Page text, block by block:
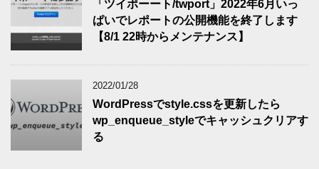
「ツイポーート/twport」2022年6月いっ
ぱいでレポートの公開機能を終了します
【8/1 22時からメンテナンス】
2022/01/28
WordPressでstyle.cssを更新したら
wp_enqueue_styleでキャッシュクリアす
る